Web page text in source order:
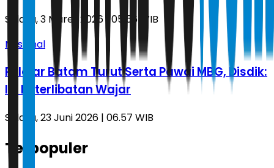
Selasa, 3 Maret 2026 | 05.56 WIB
Nasional
Pelajar Batam Turut Serta Pawai MBG, Disdik:
Ini Keterlibatan Wajar
Selasa, 23 Juni 2026 | 06.57 WIB
Terpopuler